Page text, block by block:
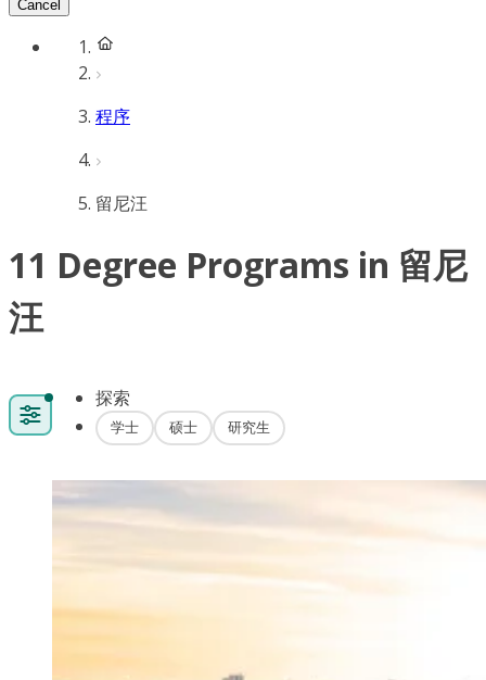
Cancel
程序
留尼汪
11 Degree Programs in 留尼
汪
探索
学士 硕士 研究生